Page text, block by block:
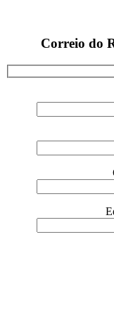
Correio do